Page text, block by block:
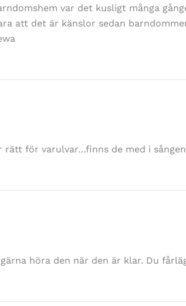
var det kusligt många
att det är känslor sedan
rätt för varulvar…finns de med i
höra den när den är klar. Du